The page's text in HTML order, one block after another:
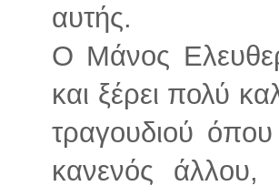
αυτής.
Ο Μάνος
και ξέρει πολύ
τραγουδιού
κανενός